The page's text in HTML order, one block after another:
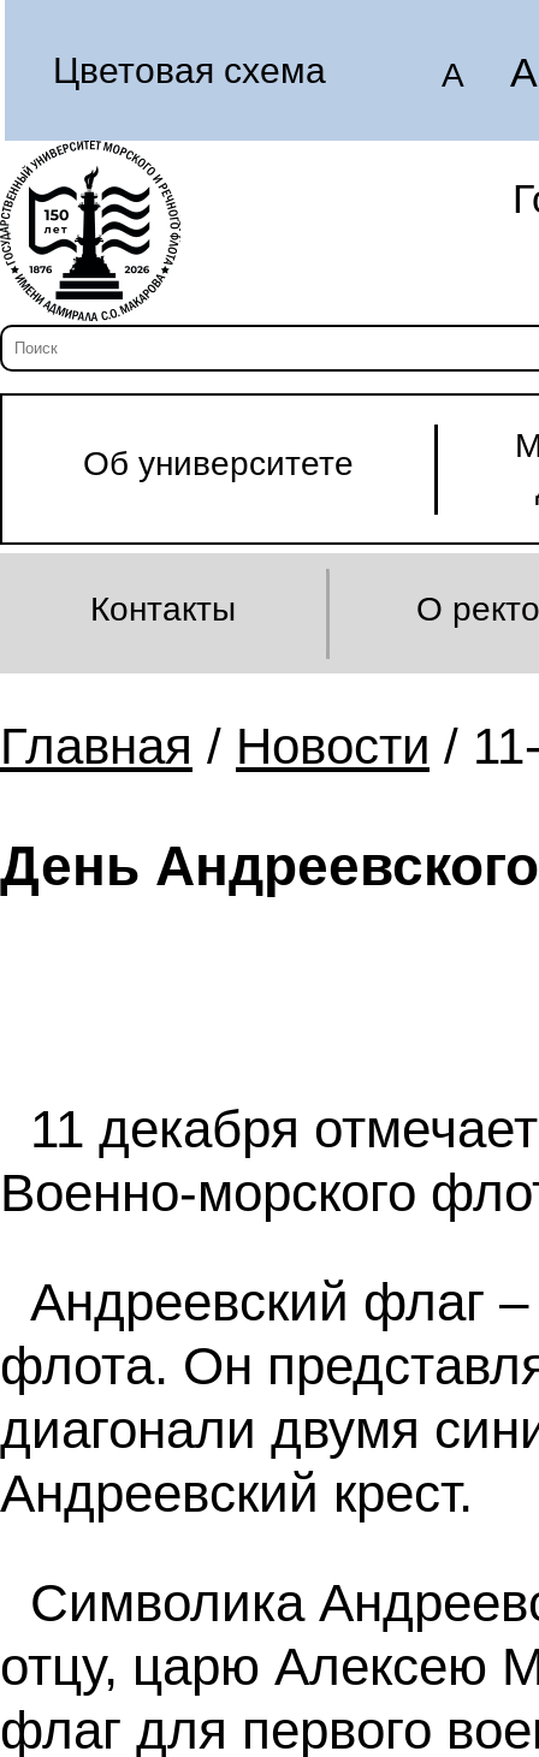
Цветовая схема A A
Об университете
Контакты О
Главная / Новости /
День
11 декабря
Военно-морского
Андреевский флаг
флота. Он
диагонали двумя
Андреевский крест.
Символика
отцу, царю Алексею
флаг для первого